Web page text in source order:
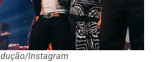
Instagram